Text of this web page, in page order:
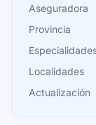
Cáceres
Cádiz
Cantabria
Castellón
Aseguradora
Provincia
Localidades
Actualización